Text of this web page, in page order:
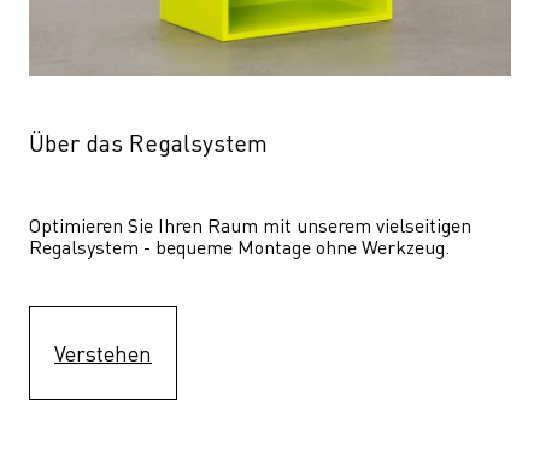
Über das Regalsystem
Optimieren Sie Ihren Raum mit unserem vielseitigen
Regalsystem - bequeme Montage ohne Werkzeug.
Verstehen